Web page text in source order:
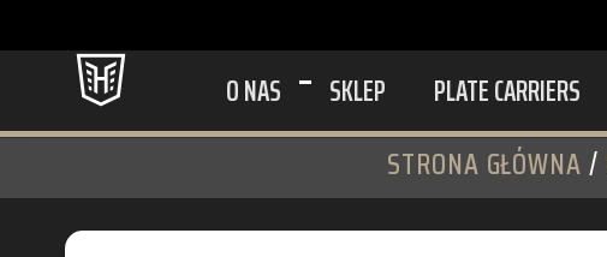
O NAS SKLEP PLATE CARRIERS
STRONA GŁÓWNA/